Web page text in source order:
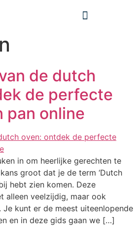
de dutch
de perfecte
pan online
in om heerlijke gerechten te
groot dat je de term ‘Dutch
hebt zien komen. Deze
alleen veelzijdig, maar ook
kunt er de meest uiteenlopende
en in deze gids gaan we […]